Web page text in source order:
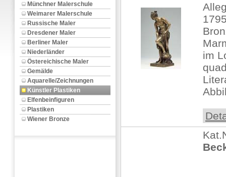
Münchner Malerschule
Weimarer Malerschule
Russische Maler
Dresdener Maler
Berliner Maler
Niederländer
Östereichische Maler
Gemälde
Aquarelle/Zeichnungen
Künstler Plastiken
Elfenbeinfiguren
Plastiken
Wiener Bronze
im